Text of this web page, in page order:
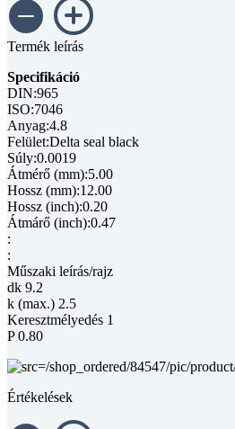
Termék leírás
Specifikáció
DIN:965
ISO:7046
Anyag:4.8
Felület:Delta seal black
Súly:0.0019
Átmérő (mm):5.00
Hossz (mm):12.00
Hossz (inch):0.20
Átmárő (inch):0.47
:
:
Műszaki leírás/rajz
dk 9.2
k (max.) 2.5
Keresztmélyedés 1
P 0.80
Értékelések